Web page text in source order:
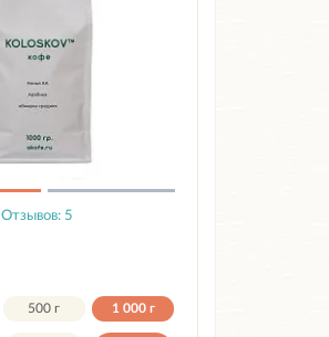
Отзывов: 5
500 г 1 000 г